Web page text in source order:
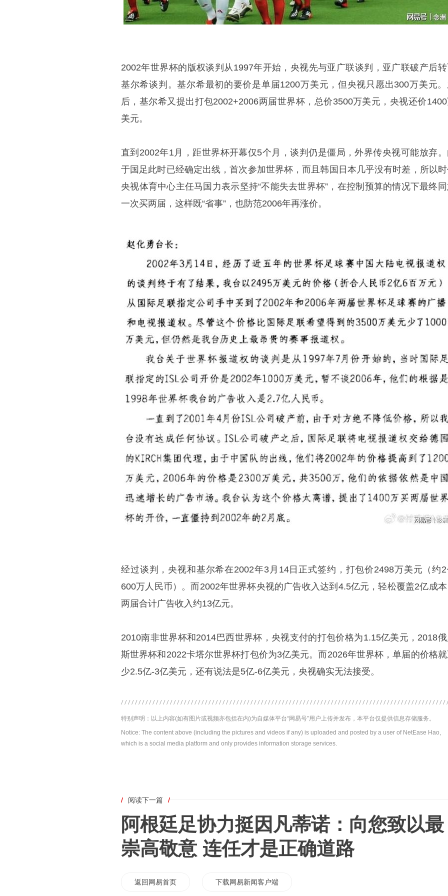
2002年世界杯的版权谈判从1997年开始，央视先与亚广联谈判，亚广联破产后
基尔希谈判。基尔希最初的要价是单届1200万美元，但央视只愿出300万美元
后，基尔希又提出打包2002+2006两届世界杯，总价3500万美元，央视还价
美元。
直到2002年1月，距世界杯开幕仅5个月，谈判仍是僵局，外界传央视可能放弃
于国足此时已经确定出线，首次参加世界杯，而且韩国日本几乎没有时差，所以
央视体育中心主任马国力表示坚持“不能失去世界杯”，在控制预算的情况下最终
一次买两届，这样既“省事”，也防范2006年再涨价。
经过谈判，央视和基尔希在2002年3月14日正式签约，打包价2498万美元（约
600万人民币）。而2002年世界杯央视的广告收入达到4.5亿元，轻松覆盖2亿成
两届合计广告收入约13亿元。
2010南非世界杯和2014巴西世界杯，央视支付的打包价格为1.15亿美元，2018
斯世界杯和2022卡塔尔世界杯打包价为3亿美元。而2026年世界杯，单届的价格
少2.5亿-3亿美元，还有说法是5亿-6亿美元，央视确实无法接受。
特别声明：以上内容(如有图片或视频亦包括在内)为自媒体平台“网易号”用户上传并发布，本平台仅提供信息存储服务。
Notice: The content above (including the pictures and videos if any) is uploaded and posted by a user of NetEase Hao,
which is a social media platform and only provides information storage services.
/ 阅读下一篇 /
阿根廷足协力挺因凡蒂诺：向您致以最
崇高敬意 连任才是正确道路
返回网易首页 下载网易新闻客户端